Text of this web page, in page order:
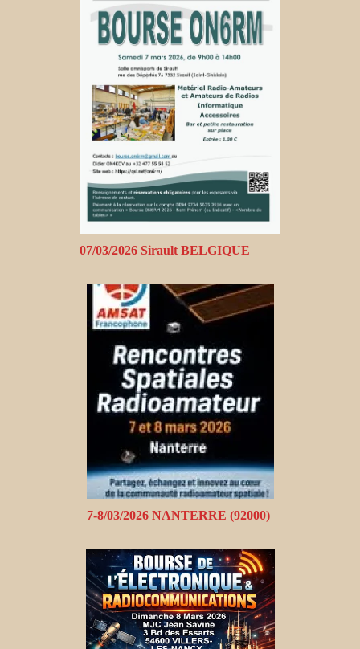
07/03/2026 Sirault BELGIQUE
7-8/03/2026 NANTERRE (92000)